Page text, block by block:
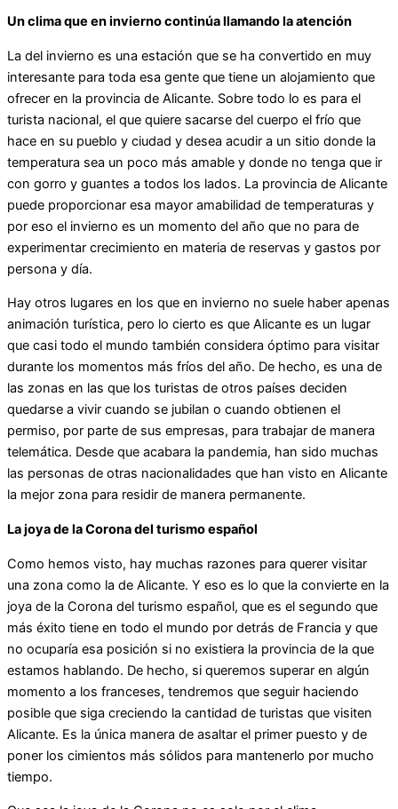
Un clima que en invierno continúa llamando la atención
La del invierno es una estación que se ha convertido en muy
interesante para toda esa gente que tiene un alojamiento que
ofrecer en la provincia de Alicante. Sobre todo lo es para el
turista nacional, el que quiere sacarse del cuerpo el frío que
hace en su pueblo y ciudad y desea acudir a un sitio donde la
temperatura sea un poco más amable y donde no tenga que ir
con gorro y guantes a todos los lados. La provincia de Alicante
puede proporcionar esa mayor amabilidad de temperaturas y
por eso el invierno es un momento del año que no para de
experimentar crecimiento en materia de reservas y gastos por
persona y día.
Hay otros lugares en los que en invierno no suele haber apenas
animación turística, pero lo cierto es que Alicante es un lugar
que casi todo el mundo también considera óptimo para visitar
durante los momentos más fríos del año. De hecho, es una de
las zonas en las que los turistas de otros países deciden
quedarse a vivir cuando se jubilan o cuando obtienen el
permiso, por parte de sus empresas, para trabajar de manera
telemática. Desde que acabara la pandemia, han sido muchas
las personas de otras nacionalidades que han visto en Alicante
la mejor zona para residir de manera permanente.
La joya de la Corona del turismo español
Como hemos visto, hay muchas razones para querer visitar
una zona como la de Alicante. Y eso es lo que la convierte en la
joya de la Corona del turismo español, que es el segundo que
más éxito tiene en todo el mundo por detrás de Francia y que
no ocuparía esa posición si no existiera la provincia de la que
estamos hablando. De hecho, si queremos superar en algún
momento a los franceses, tendremos que seguir haciendo
posible que siga creciendo la cantidad de turistas que visiten
Alicante. Es la única manera de asaltar el primer puesto y de
poner los cimientos más sólidos para mantenerlo por mucho
tiempo.